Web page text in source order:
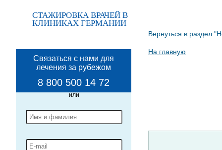
СТАЖИРОВКА ВРАЧЕЙ В
КЛИНИКАХ ГЕРМАНИИ
Связаться с нами для
лечения за рубежом
8 800 500 14 72
Вернуться в раздел
На главную